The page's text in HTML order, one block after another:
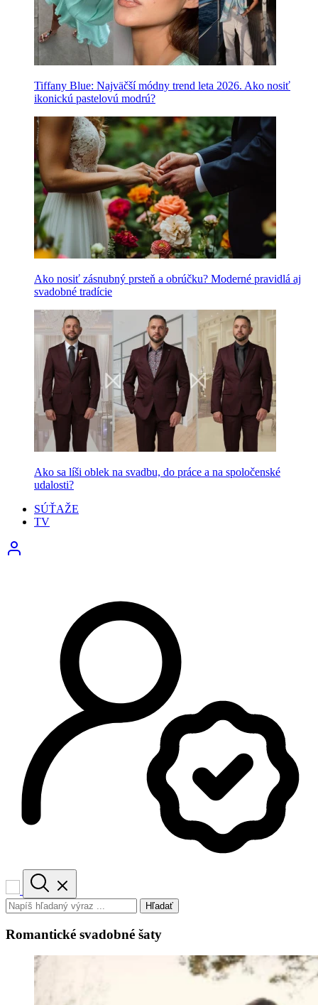
Tiffany Blue: Najväčší módny trend leta 2026. Ako nosiť
ikonickú pastelovú modrú?
Ako nosiť zásnubný prsteň a obrúčku? Moderné pravidlá aj
svadobné tradície
Ako sa líši oblek na svadbu, do práce a na spoločenské
udalosti?
SÚŤAŽE
TV
Hľadať
Romantické svadobné šaty